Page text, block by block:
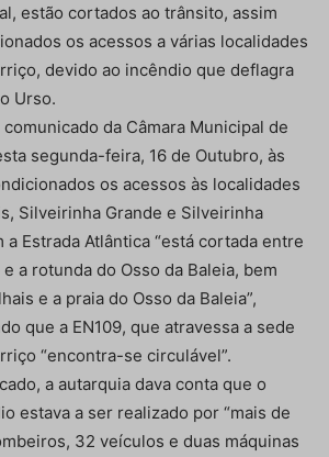
estão cortados ao trânsito, assim
os acessos a várias localidades
devido ao incêndio que deflagra
Urso.
da Câmara Municipal de
segunda-feira, 16 de Outubro, às
os acessos às localidades
Silveirinha Grande e Silveirinha
a Estrada Atlântica “está cortada entre
a rotunda do Osso da Baleia, bem
e a praia do Osso da Baleia”,
que a EN109, que atravessa a sede
“encontra-se circulável”.
a autarquia dava conta que o
estava a ser realizado por “mais de
32 veículos e duas máquinas